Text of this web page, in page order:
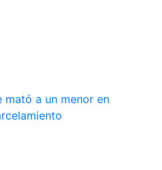
mató a un menor en